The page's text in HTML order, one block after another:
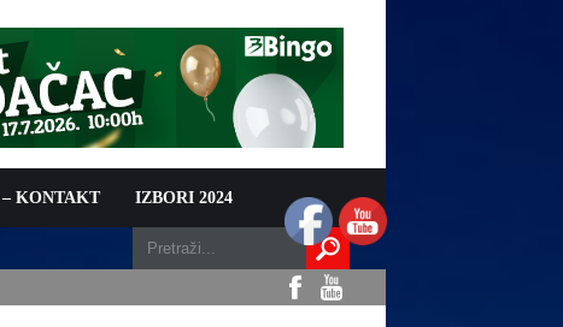
KONTAKT IZBORI 2024